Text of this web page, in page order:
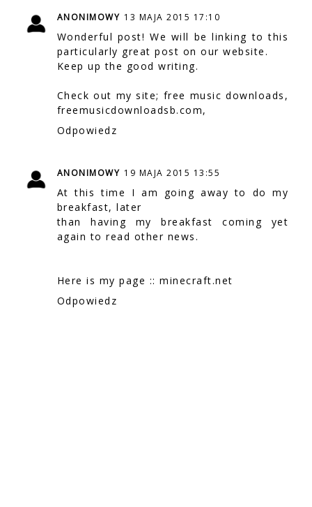
ANONIMOWY 13 MAJA 2015 17:10
Wonderful post! We will be linking to this
particularly great post on our website.
Keep up the good writing.
Check out my site; free music downloads,
freemusicdownloadsb.com,
Odpowiedz
ANONIMOWY 19 MAJA 2015 13:55
At this time I am going away to do my
breakfast, later
than having my breakfast coming yet
again to read other news.
Here is my page ::minecraft.net
Odpowiedz